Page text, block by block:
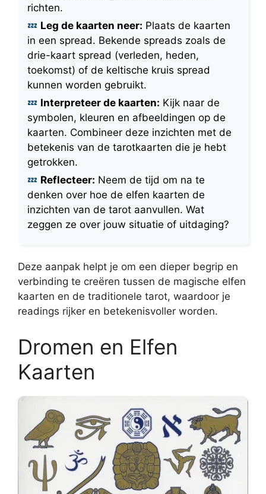
richten.
Leg de kaarten neer: Plaats de kaarten
in een spread. Bekende spreads zoals de
drie-kaart spread (verleden, heden,
toekomst) of de keltische kruis spread
kunnen worden gebruikt.
Interpreteer de kaarten: Kijk naar de
symbolen, kleuren en afbeeldingen op de
kaarten. Combineer deze inzichten met de
betekenis van de tarotkaarten die je hebt
getrokken.
Reflecteer: Neem de tijd om na te
denken over hoe de elfen kaarten de
inzichten van de tarot aanvullen. Wat
zeggen ze over jouw situatie of uitdaging?
Deze aanpak helpt je om een dieper begrip en
verbinding te creëren tussen de magische elfen
kaarten en de traditionele tarot, waardoor je
readings rijker en betekenisvoller worden.
Dromen en Elfen
Kaarten